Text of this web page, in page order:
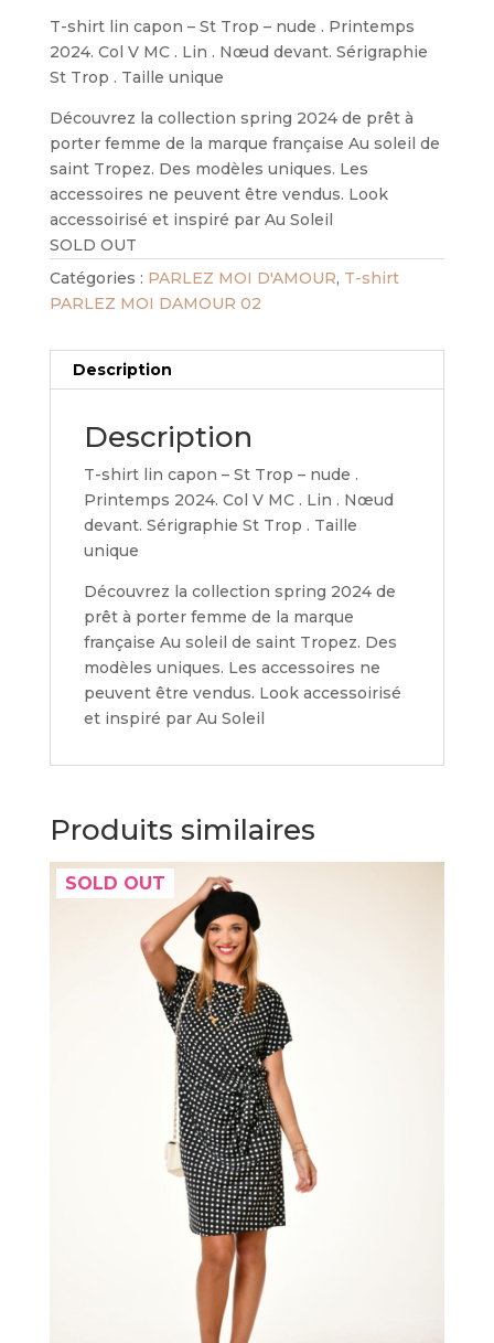
T-shirt lin capon – St Trop – nude . Printemps
2024. Col V MC . Lin . Nœud devant. Sérigraphie
St Trop . Taille unique
Découvrez la collection spring 2024 de prêt à
porter femme de la marque française Au soleil de
saint Tropez. Des modèles uniques. Les
accessoires ne peuvent être vendus. Look
accessoirisé et inspiré par Au Soleil
SOLD OUT
Catégories : PARLEZ MOI D'AMOUR, T-shirt
PARLEZ MOI DAMOUR 02
Description
Description
T-shirt lin capon – St Trop – nude .
Printemps 2024. Col V MC . Lin . Nœud
devant. Sérigraphie St Trop . Taille
unique
Découvrez la collection spring 2024 de
prêt à porter femme de la marque
française Au soleil de saint Tropez. Des
modèles uniques. Les accessoires ne
peuvent être vendus. Look accessoirisé
et inspiré par Au Soleil
Produits similaires
SOLD OUT